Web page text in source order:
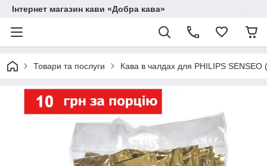
Інтернет магазин кави «Добра кава»
Товари та послуги Кава в чалдах для PHILIPS